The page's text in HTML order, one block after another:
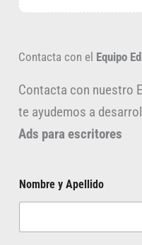
Contacta con el Equipo
Contacta con nuestro
te ayudemos a
Ads para escritores
Nombre y Apellido